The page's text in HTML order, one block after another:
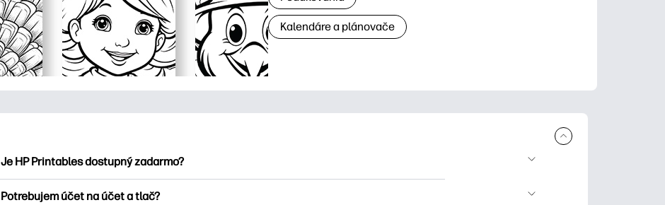
Kalendáre a plánovače
Je HP Printables dostupný zadarmo?
Potrebujem účet na účet a tlač?